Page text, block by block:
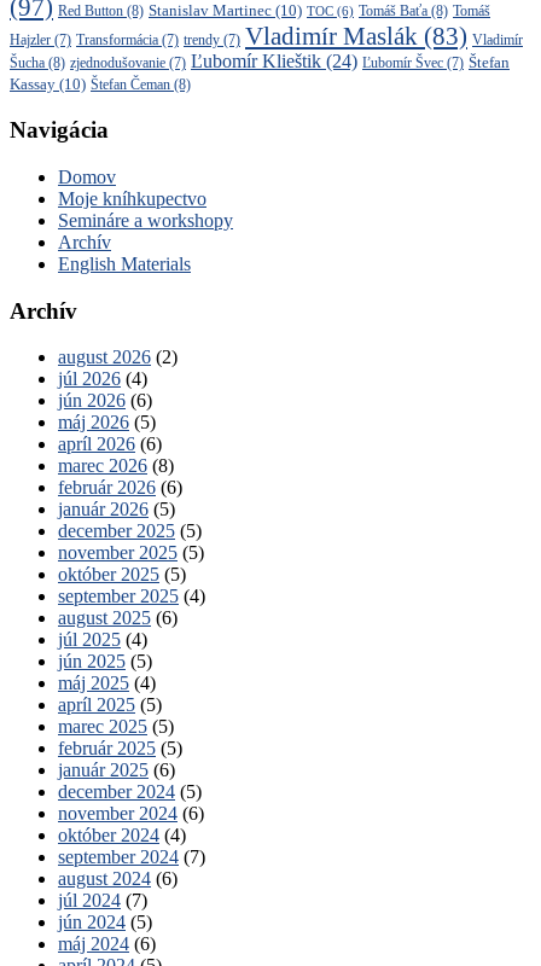
(97) Red Button (8) Stanislav Martinec (10) TOC (6) Tomáš Baťa (8) Tomáš
Hajzler (7) Transformácia (7) trendy (7) Vladimír Maslák (83) Vladimír
Šucha (8) zjednodušovanie (7) Ľubomír Klieštik (24) Ľubomír Švec (7) Štefan
Kassay (10) Štefan Čeman (8)
Navigácia
Domov
Moje kníhkupectvo
Semináre a workshopy
Archív
English Materials
Archív
august 2026 (2)
júl 2026 (4)
jún 2026 (6)
máj 2026 (5)
apríl 2026 (6)
marec 2026 (8)
február 2026 (6)
január 2026 (5)
december 2025 (5)
november 2025 (5)
október 2025 (5)
september 2025 (4)
august 2025 (6)
júl 2025 (4)
jún 2025 (5)
máj 2025 (4)
apríl 2025 (5)
marec 2025 (5)
február 2025 (5)
január 2025 (6)
december 2024 (5)
november 2024 (6)
október 2024 (4)
september 2024 (7)
august 2024 (6)
júl 2024 (7)
jún 2024 (5)
máj 2024 (6)